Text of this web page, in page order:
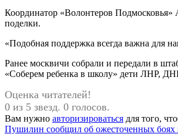
Координатор «Волонтеров Подмосковья»
поделки.
«Подобная поддержка всегда важна для
Ранее москвичи собрали и передали в
«Соберем ребенка в школу» дети ЛНР,
Оценка читателей!
0 из 5 звезд. 0 голосов.
Вам нужно авторизироваться для того,
Предыдущая
Пушилин сообщил об ожесточенных боях